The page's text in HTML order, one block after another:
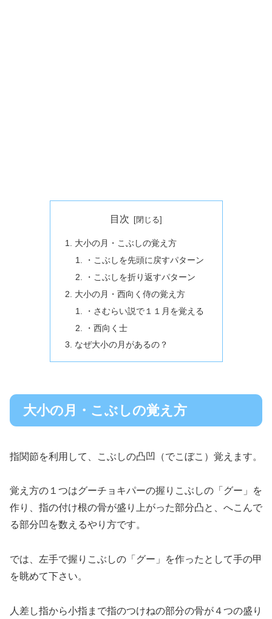
目次
大小の月・こぶしの覚え方
・こぶしを先頭に戻すパターン
・こぶしを折り返すパターン
大小の月・西向く侍の覚え方
・さむらい説で１１月を覚える
・西向く士
なぜ大小の月があるの？
大小の月・こぶしの覚え方
指関節を利用して、こぶしの凸凹（でこぼこ）覚えます。
覚え方の１つはグーチョキパーの握りこぶしの「グー」を
作り、指の付け根の骨が盛り上がった部分凸と、へこんで
る部分凹を数えるやり方です。
では、左手で握りこぶしの「グー」を作ったとして手の甲
を眺めて下さい。
人差し指から小指まで指のつけねの部分の骨が４つの盛り